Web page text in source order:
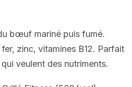
bœuf mariné puis fumé.
zinc, vitamines B12. Parfait
veulent des nutriments.